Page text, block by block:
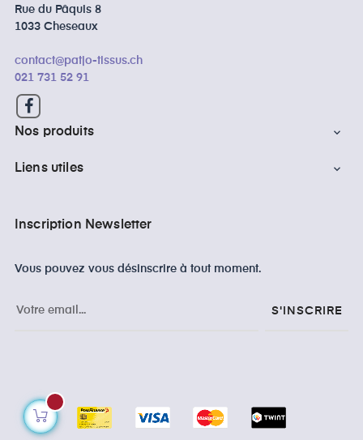
Rue du Pâquis 8
1033 Cheseaux
contact@patjo-tissus.ch
021 731 52 91
Nos produits 
Liens utiles 
Inscription Newsletter
Vous pouvez vous désinscrire à tout moment.
S'INSCRIRE